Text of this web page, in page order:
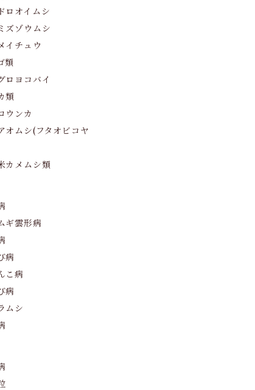
ロオイムシ
ズゾウムシ
イチュウ
類
ロヨコバイ
類
ウンカ
オムシ(フタオビコヤ
カメムシ類
ギ雲形病
病
こ病
病
ムシ